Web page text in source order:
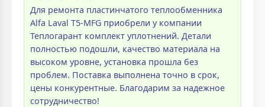
Для ремонта пластинчатого теплообменника
Alfa Laval T5-MFG приобрели у компании
Теплогарант комплект уплотнений. Детали
полностью подошли, качество материала на
высоком уровне, установка прошла без
проблем. Поставка выполнена точно в срок,
цены конкурентные. Благодарим за надежное
сотрудничество!